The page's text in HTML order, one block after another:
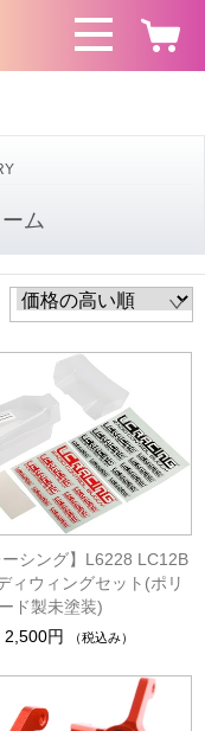
ム
ーシング】L6228 LC12B
ィウィングセット(ポリ
ド製未塗装)
2,500円
（税込み）